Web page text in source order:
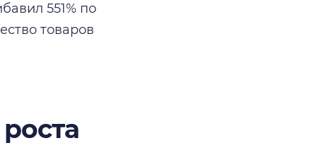
551% по
товаров